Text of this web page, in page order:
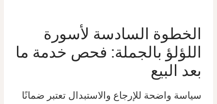
الخطوة السادسة لأسورة
اللؤلؤ بالجملة: فحص خدمة ما
بعد البيع
سياسة واضحة للإرجاع والاستبدال تعتبر ضمانًا